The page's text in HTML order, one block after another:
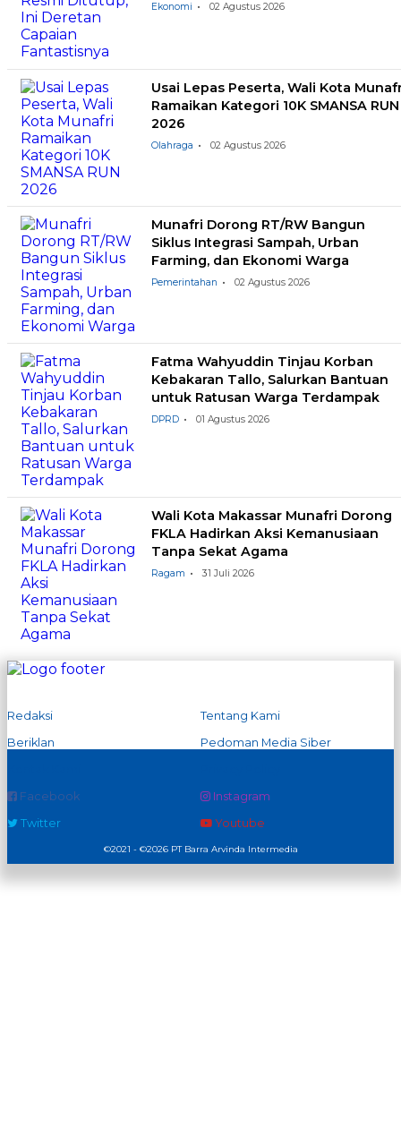
Ekonomi 02 Agustus 2026
Usai Lepas Peserta, Wali Kota
Ramaikan Kategori 10K SMANSA RUN
2026
Olahraga 02 Agustus 2026
Munafri Dorong RT/RW Bangun
Siklus Integrasi Sampah, Urban
Farming, dan Ekonomi Warga
Pemerintahan 02 Agustus 2026
Fatma Wahyuddin Tinjau Korban
Kebakaran Tallo, Salurkan Bantuan
untuk Ratusan Warga Terdampak
DPRD 01 Agustus 2026
Wali Kota Makassar Munafri Dorong
FKLA Hadirkan Aksi Kemanusiaan
Tanpa Sekat Agama
Ragam 31 Juli 2026
Redaksi
Tentang Kami
Beriklan
Pedoman Media Siber
Facebook
Instagram
Twitter
Youtube
©2021 - ©2026 PT Barra Arvinda Intermedia